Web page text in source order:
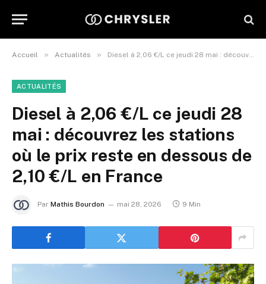
Accueil » Actualités » Diesel à 2,06 €/L ce jeudi 28 mai : découvrez les stations où le prix reste en dessous de 2,10 €/L en France
ACTUALITÉS
Diesel à 2,06 €/L ce jeudi 28
mai : découvrez les stations
où le prix reste en dessous de
2,10 €/L en France
Par Mathis Bourdon mai 28, 2026 9 Min